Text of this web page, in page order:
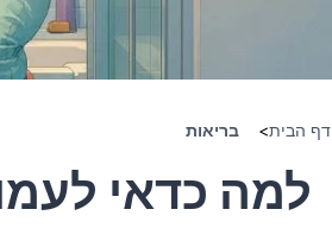
דף הבית> בריאות
למה כדאי